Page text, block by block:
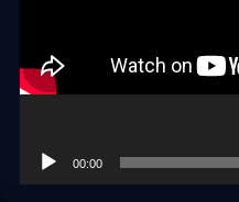
00:00